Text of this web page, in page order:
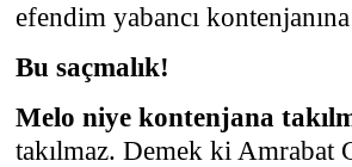
efendim yabancı kontenjanına
Bu saçmalık!
Melo niye kontenjana
takılmaz. Demek ki Amrabat